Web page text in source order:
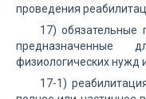
проведения
17) обязательные
предназначенные
физиологических нужд
17-1)